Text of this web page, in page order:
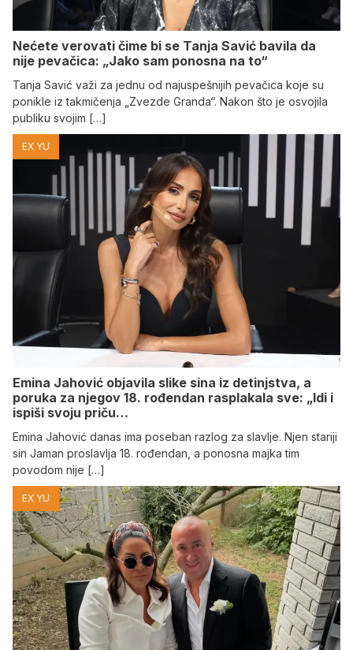
Nećete verovati čime bi se Tanja Savić bavila da
nije pevačica: „Jako sam ponosna na to“
Tanja Savić važi za jednu od najuspešnijih pevačica koje su
ponikle iz takmičenja „Zvezde Granda“. Nakon što je osvojila
publiku svojim […]
EX YU
Emina Jahović objavila slike sina iz detinjstva, a
poruka za njegov 18. rođendan rasplakala sve: „Idi i
ispiši svoju priču…
Emina Jahović danas ima poseban razlog za slavlje. Njen stariji
sin Jaman proslavlja 18. rođendan, a ponosna majka tim
povodom nije […]
EX YU